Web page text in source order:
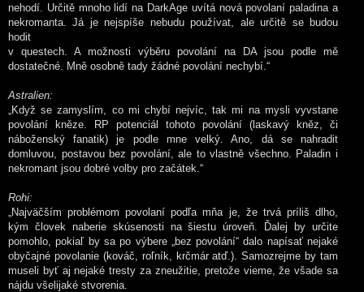
nehodí. Určitě mnoho lidí na DarkAge uvítá nová povolaní paladina a
nekromanta. Já je nejspíše nebudu používat, ale určitě se budou
hodit
v questech. A možnosti výběru povolání na DA jsou podle mě
dostatečné. Mně osobně tady žádné povolání nechybí.“
Astralien:
„Když se zamyslím, co mi chybí nejvíc, tak mi na mysli vyvstane
povolání kněze. RP potenciál tohoto povolání (laskavý kněz, či
náboženský fanatik) je podle mne velký. Ano, dá se nahradit
domluvou, postavou bez povolání, ale to vlastně všechno. Paladin i
nekromant jsou dobré volby pro začátek.“
Rohi:
„Najväčším problémom povolaní podľa mňa je, že trvá príliš dlho,
kým človek naberie skúsenosti na šiestu úroveň. Ďalej by určite
pomohlo, pokiaľ by sa po výbere „bez povolání“ dalo napísať nejaké
obyčajné povolanie (kováč, roľník, krčmár atď.). Samozrejme by tam
museli byť aj nejaké tresty za zneužitie, pretože vieme, že všade sa
nájdu všelijaké stvorenia.